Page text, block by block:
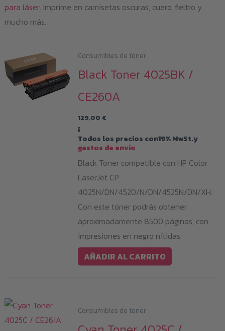
para láser. Imprime en camisetas oscuras, cuero, fieltro y
mucho más.
Consumibles de tóner
Black Toner 4025BK /
CE260A
129,00 €
i
Todos los precios con19% MwSt.y
gastos de envío
Black Toner compatible con HP Color
LaserJet CP
4025N/DN/4520/N/DN/4525N/DN/XH.
Con este tóner podrás obtener
aproximadamente 8500 páginas, con
impresiones en negro nítidas.
AÑADIR AL CARRITO
Consumibles de tóner